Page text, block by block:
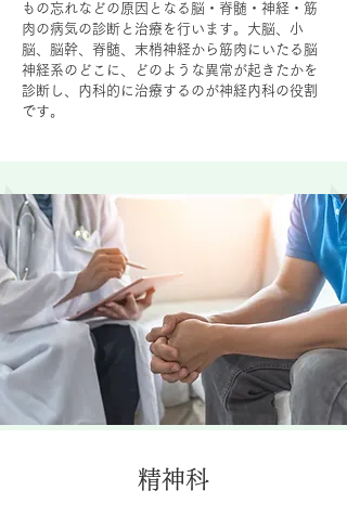
もの忘れなどの原因となる脳・脊髄・神経・筋
肉の病気の診断と治療を行います。大脳、小
脳、脳幹、脊髄、末梢神経から筋肉にいたる脳
神経系のどこに、どのような異常が起きたかを
診断し、内科的に治療するのが神経内科の役割
です。
精神科